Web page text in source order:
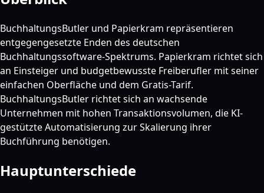
BuchhaltungsButler und Papierkram repräsentieren
entgegengesetzte Enden des deutschen
Buchhaltungssoftware-Spektrums. Papierkram richtet sich
an Einsteiger und budgetbewusste Freiberufler mit seiner
einfachen Oberfläche und dem Gratis-Tarif.
BuchhaltungsButler richtet sich an wachsende
Unternehmen mit hohen Transaktionsvolumen, die KI-
gestützte Automatisierung zur Skalierung ihrer
Buchführung benötigen.
Hauptunterschiede